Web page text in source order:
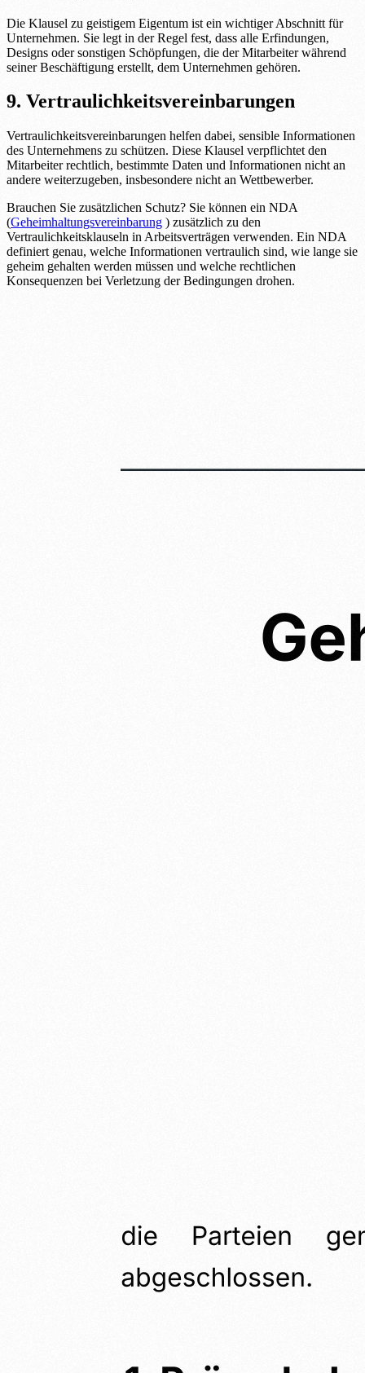
Die Klausel zu geistigem Eigentum ist ein wichtiger Abschnitt für
Unternehmen. Sie legt in der Regel fest, dass alle Erfindungen,
Designs oder sonstigen Schöpfungen, die der Mitarbeiter während
seiner Beschäftigung erstellt, dem Unternehmen gehören.
9. Vertraulichkeitsvereinbarungen
Vertraulichkeitsvereinbarungen helfen dabei, sensible Informationen
des Unternehmens zu schützen. Diese Klausel verpflichtet den
Mitarbeiter rechtlich, bestimmte Daten und Informationen nicht an
andere weiterzugeben, insbesondere nicht an Wettbewerber.
Brauchen Sie zusätzlichen Schutz? Sie können ein NDA
(Geheimhaltungsvereinbarung ) zusätzlich zu den
Vertraulichkeitsklauseln in Arbeitsverträgen verwenden. Ein NDA
definiert genau, welche Informationen vertraulich sind, wie lange sie
geheim gehalten werden müssen und welche rechtlichen
Konsequenzen bei Verletzung der Bedingungen drohen.